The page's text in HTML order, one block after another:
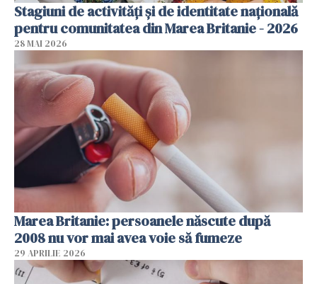
Stagiuni de activități și de identitate națională
pentru comunitatea din Marea Britanie - 2026
28 MAI 2026
Marea Britanie: persoanele născute după
2008 nu vor mai avea voie să fumeze
29 APRILIE 2026